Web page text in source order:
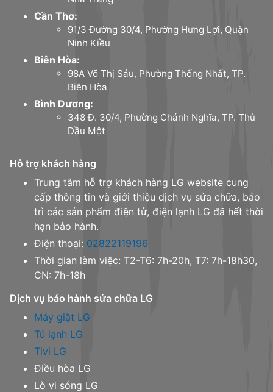
Cần Thơ:
91/3 Đường 30/4, Phường Hưng Lợi, Quận
Ninh Kiều
Biên Hòa:
98A Võ Thị Sáu, Phường Thống Nhất, TP.
Biên Hòa
Bình Dương:
348 Đ. 30/4, Phường Chánh Nghĩa, TP. Thủ
Dầu Một
Hỗ trợ khách hàng
Trung tâm hỗ trợ khách hàng LG website cung
cấp thông tin và giới thiệu dịch vụ sửa chữa, bảo
trì các sản phẩm điện tử, điện lạnh LG đã hết thời
hạn bảo hành.
Điện thoại: 02822119196
Thời gian làm việc: T2-T6: 7h-20h, T7: 7h-18h30,
CN: 7h-18h
Dịch vụ bảo hành sửa chữa LG
Máy giặt LG
Tủ lạnh LG
Tivi LG
Điều hòa LG
Lò vi sóng LG